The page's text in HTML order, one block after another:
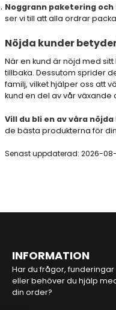
Noggrann paketering
ser vi till att alla ordrar
Nöjda kunder
När en kund är nöjd med
tillbaka. Dessutom sprider
familj, vilket hjälper oss att
kund en del av vår
Vill du bli en av våra
de bästa produkterna för
Senast uppdaterad: 2026-
INFORMATION
Har du frågor, funderingar
eller behöver du hjälp
din order?